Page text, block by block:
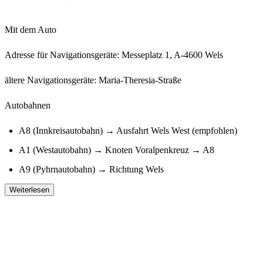
Mit dem Auto
Adresse für Navigationsgeräte: Messeplatz 1, A-4600 Wels
ältere Navigationsgeräte: Maria-Theresia-Straße
Autobahnen
A8 (Innkreisautobahn) → Ausfahrt Wels West (empfohlen)
A1 (Westautobahn) → Knoten Voralpenkreuz → A8
A9 (Pyhrnautobahn) → Richtung Wels
Weiterlesen